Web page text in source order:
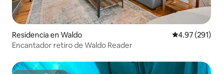
Residencia en Waldo Calificación
4.97 (291)
Encantador retiro de Waldo Reader